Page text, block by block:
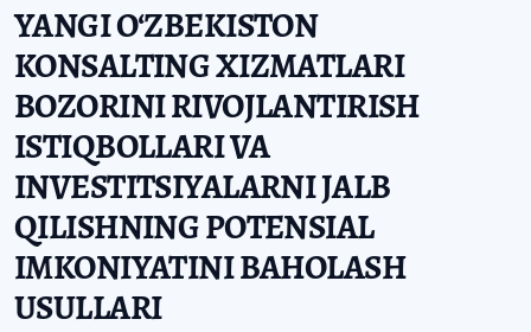
YANGI OʻZBEKISTON
KONSALTING XIZMATLARI
BOZORINI RIVOJLANTIRISH
ISTIQBOLLARI VA
INVESTITSIYALARNI JALB
QILISHNING POTENSIAL
IMKONIYATINI BAHOLASH
USULLARI